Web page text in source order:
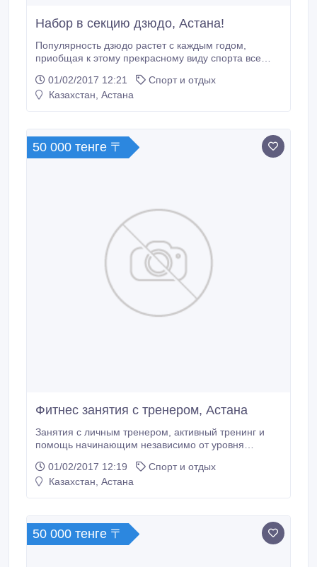
Набор в секцию дзюдо, Астана!
Популярность дзюдо растет с каждым годом,
приобщая к этому прекрасному виду спорта все
родители, которые только думают отдавать своего
ребенка в секцию дзюдо, задаются вопросами:
нагрузки на тренировках и что вообще дает дзюдо
детям.
01/02/2017 12:21
Спорт и отдых
Казахстан, Астана
50 000 тенге 〒
Фитнес занятия с тренером, Астана
Занятия с личным тренером, активный тренинг и
помощь начинающим независимо от уровня
имеющими желание добиваться результатов.
Занятия лично с Вами. Составление программ
нагрузок.
01/02/2017 12:19
Спорт и отдых
Казахстан, Астана
50 000 тенге 〒